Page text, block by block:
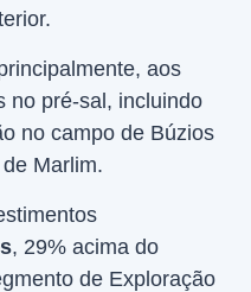
aos
no pré-sal, incluindo
no campo de Búzios
Marlim.
, 29% acima do
de Exploração